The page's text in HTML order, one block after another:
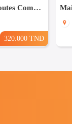
Maison à Hergla, Proche de toutes Commodités
320.000 TND